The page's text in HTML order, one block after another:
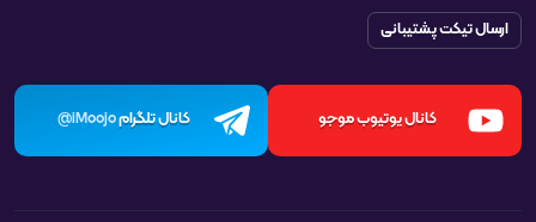
ارسال تیکت پشتیبانی
کانال یوتیوب موجو کانال تلگرامiMoojo@